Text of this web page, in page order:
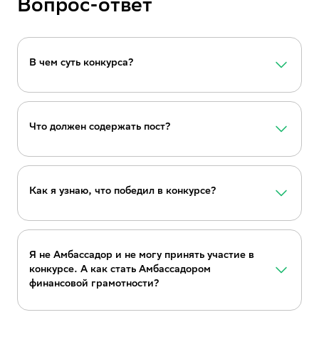
Вопрос-ответ
В чем суть конкурса?
Что должен содержать пост?
Как я узнаю, что победил в конкурсе?
Я не Амбассадор и не могу принять участие в
конкурсе. А как стать Амбассадором
финансовой грамотности?